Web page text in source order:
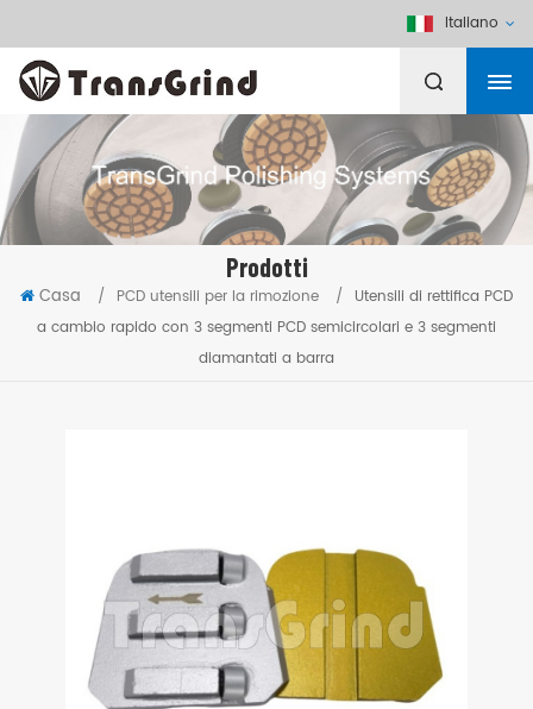
Italiano
Prodotti
Casa / PCD utensili per la rimozione /
Utensili di rettifica PCD
a cambio rapido con 3 segmenti PCD semicircolari e 3 segmenti
diamantati a barra